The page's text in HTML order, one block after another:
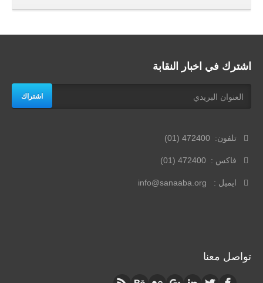
اشترك في اخبار النقابة
اشتراك
تلفون: 472400 (01)
فاكس : 472400 (01)
ايميل : info@sanaaba.org
تواصل معنا